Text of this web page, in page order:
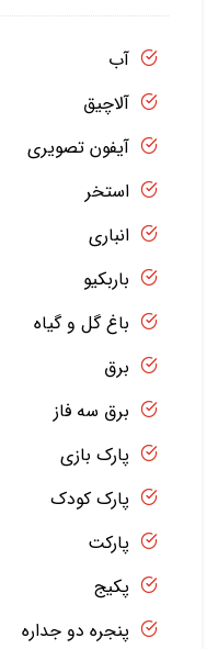
آب
آلاچیق
آیفون تصویری
استخر
انباری
باربکیو
باغ گل و گیاه
برق
برق سه فاز
پارک بازی
پارک کودک
پارکت
پکیج
پنجره دو جداره